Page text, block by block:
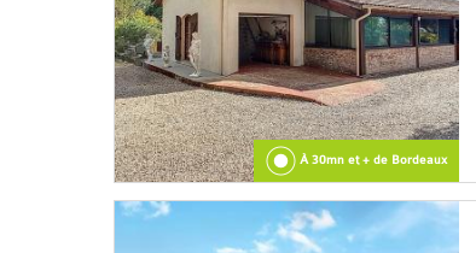
À 30mn et + de Bordeaux